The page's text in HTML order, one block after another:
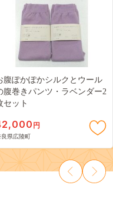
腹ぽかぽかシルクとウール
腹巻きパンツ・ラベンダー2
セット
円
良県広陵町